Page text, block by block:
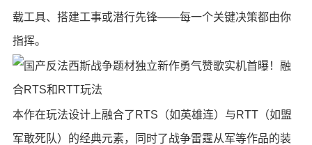
载工具、搭建工事或潜行先锋——每一个关键决策都由你
指挥。
本作在玩法设计上融合了RTS（如英雄连）与RTT（如盟
军敢死队）的经典元素，同时了战争雷霆从军等作品的装